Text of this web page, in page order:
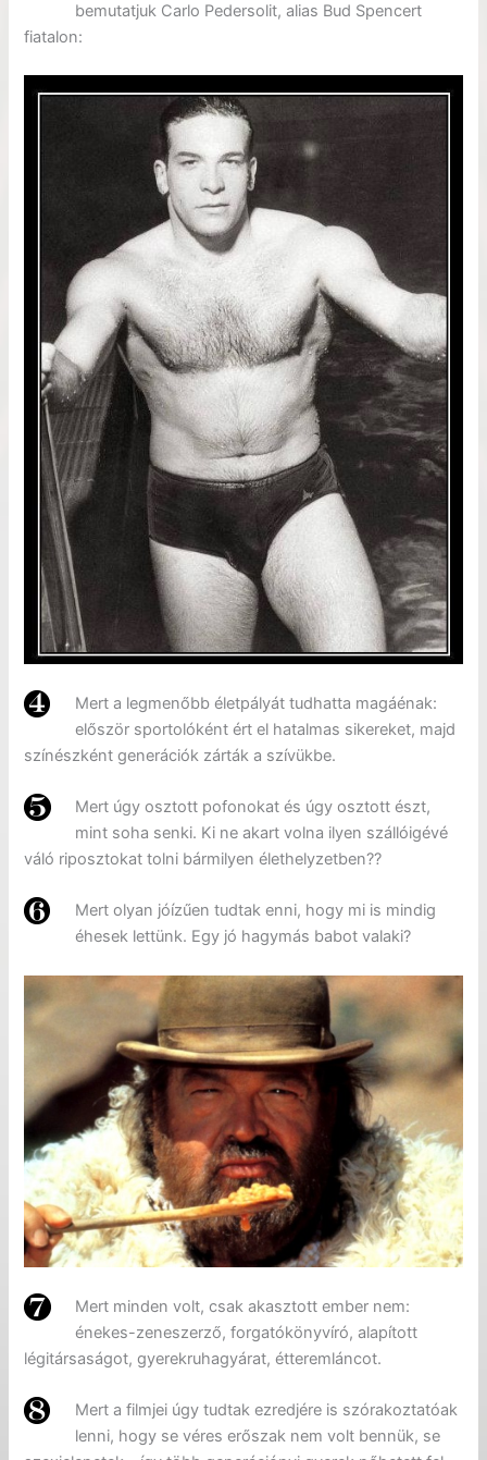
bemutatjuk Carlo Pedersolit, alias Bud Spencert
fiatalon:
Mert a legmenőbb életpályát tudhatta magáénak:
először sportolóként ért el hatalmas sikereket, majd
színészként generációk zárták a szívükbe.
Mert úgy osztott pofonokat és úgy osztott észt,
mint soha senki. Ki ne akart volna ilyen szállóigévé
váló riposztokat tolni bármilyen élethelyzetben??
Mert olyan jóízűen tudtak enni, hogy mi is mindig
éhesek lettünk. Egy jó hagymás babot valaki?
Mert minden volt, csak akasztott ember nem:
énekes-zeneszerző, forgatókönyvíró, alapított
légitársaságot, gyerekruhagyárat, étteremláncot.
Mert a filmjei úgy tudtak ezredjére is szórakoztatóak
lenni, hogy se véres erőszak nem volt bennük, se